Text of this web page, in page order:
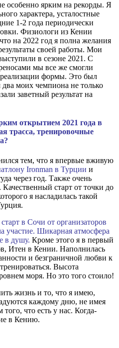
особенно ярким на рекорды. Я
характера, усталостные
1-2 года периодически
Физиологи из Кении
на 2022 год я полна желания
своей работы. Мои
в сезоне 2021. С
мы все же смогли
формы. Это был
моих чемпиона не только
заветный результат на
открытием 2021 года в
трасса, тренировочные
тем, что я впервые вживую
Ironman в Турции и
через год. Также очень
. Качественный старт от точки до
я насладилась такой
в Сочи от организаторов
участие. Шикарная атмосфера
в душу. Кроме этого я в первый
Итен в Кении. Наполнилась
и безграничной любви к
Высота
моря. Но это того стоило!
жизнь и то, что я имею,
каждому дню, не имея
что есть у нас. Когда-
в Кению.